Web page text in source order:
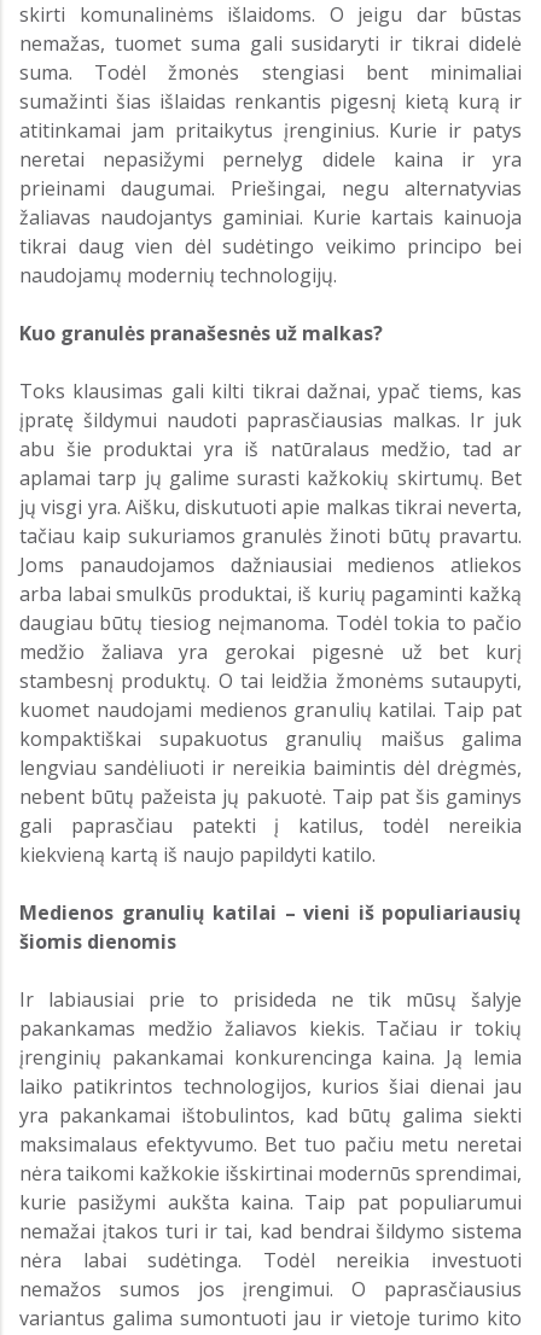
skirti komunalinėms išlaidoms. O jeigu dar būstas
nemažas, tuomet suma gali susidaryti ir tikrai didelė
suma. Todėl žmonės stengiasi bent minimaliai
sumažinti šias išlaidas renkantis pigesnį kietą kurą ir
atitinkamai jam pritaikytus įrenginius. Kurie ir patys
neretai nepasižymi pernelyg didele kaina ir yra
prieinami daugumai. Priešingai, negu alternatyvias
žaliavas naudojantys gaminiai. Kurie kartais kainuoja
tikrai daug vien dėl sudėtingo veikimo principo bei
naudojamų modernių technologijų.
Kuo granulės pranašesnės už malkas?
Toks klausimas gali kilti tikrai dažnai, ypač tiems, kas
įpratę šildymui naudoti paprasčiausias malkas. Ir juk
abu šie produktai yra iš natūralaus medžio, tad ar
aplamai tarp jų galime surasti kažkokių skirtumų. Bet
jų visgi yra. Aišku, diskutuoti apie malkas tikrai neverta,
tačiau kaip sukuriamos granulės žinoti būtų pravartu.
Joms panaudojamos dažniausiai medienos atliekos
arba labai smulkūs produktai, iš kurių pagaminti kažką
daugiau būtų tiesiog neįmanoma. Todėl tokia to pačio
medžio žaliava yra gerokai pigesnė už bet kurį
stambesnį produktų. O tai leidžia žmonėms sutaupyti,
kuomet naudojami medienos granulių katilai. Taip pat
kompaktiškai supakuotus granulių maišus galima
lengviau sandėliuoti ir nereikia baimintis dėl drėgmės,
nebent būtų pažeista jų pakuotė. Taip pat šis gaminys
gali paprasčiau patekti į katilus, todėl nereikia
kiekvieną kartą iš naujo papildyti katilo.
Medienos granulių katilai – vieni iš populiariausių
šiomis dienomis
Ir labiausiai prie to prisideda ne tik mūsų šalyje
pakankamas medžio žaliavos kiekis. Tačiau ir tokių
įrenginių pakankamai konkurencinga kaina. Ją lemia
laiko patikrintos technologijos, kurios šiai dienai jau
yra pakankamai ištobulintos, kad būtų galima siekti
maksimalaus efektyvumo. Bet tuo pačiu metu neretai
nėra taikomi kažkokie išskirtinai modernūs sprendimai,
kurie pasižymi aukšta kaina. Taip pat populiarumui
nemažai įtakos turi ir tai, kad bendrai šildymo sistema
nėra labai sudėtinga. Todėl nereikia investuoti
nemažos sumos jos įrengimui. O paprasčiausius
variantus galima sumontuoti jau ir vietoje turimo kito